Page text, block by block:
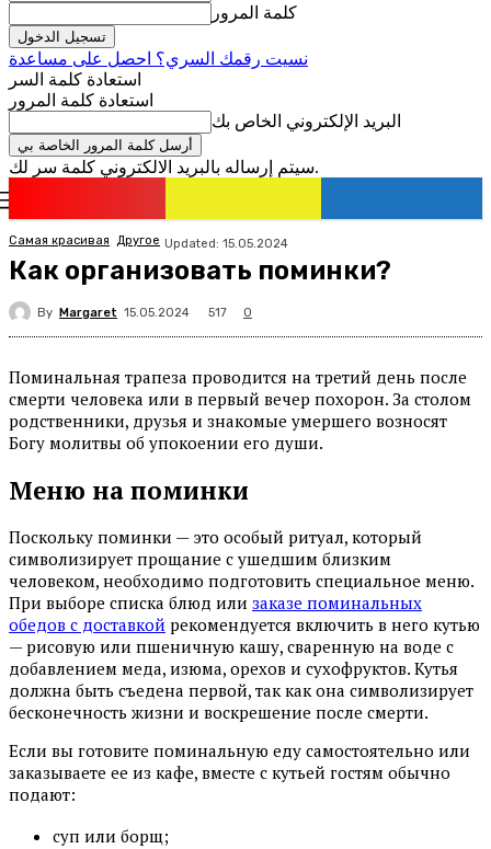
كلمة المرور
نسيت رقمك السري؟ احصل على مساعدة
استعادة كلمة السر
استعادة كلمة المرور
البريد الإلكتروني الخاص بك
سيتم إرساله بالبريد الالكتروني كلمة سر لك.
Самая красивая Другое Updated: 15.05.2024
Как организовать поминки?
By Margaret 15.05.2024 517 0
Поминальная трапеза проводится на третий день после
смерти человека или в первый вечер похорон. За столом
родственники, друзья и знакомые умершего возносят
Богу молитвы об упокоении его души.
Меню на поминки
Поскольку поминки — это особый ритуал, который
символизирует прощание с ушедшим близким
человеком, необходимо подготовить специальное меню.
При выборе списка блюд или заказе поминальных
обедов с доставкой рекомендуется включить в него кутью
— рисовую или пшеничную кашу, сваренную на воде с
добавлением меда, изюма, орехов и сухофруктов. Кутья
должна быть съедена первой, так как она символизирует
бесконечность жизни и воскрешение после смерти.
Если вы готовите поминальную еду самостоятельно или
заказываете ее из кафе, вместе с кутьей гостям обычно
подают:
суп или борщ;